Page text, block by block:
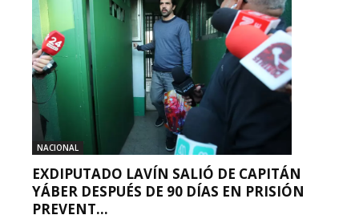
NACIONAL
EXDIPUTADO LAVÍN SALIÓ DE CAPITÁN
YÁBER DESPUÉS DE 90 DÍAS EN PRISIÓN
PREVENT...